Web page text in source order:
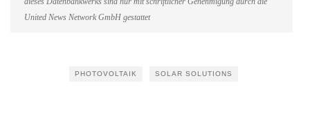
United News Network GmbH gestattet
PHOTOVOLTAIK SOLAR SOLUTIONS